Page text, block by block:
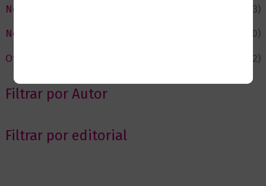
Negocios
(43)
Novedades
(110)
Ofertas
(12)
Filtrar por Autor
Filtrar por editorial